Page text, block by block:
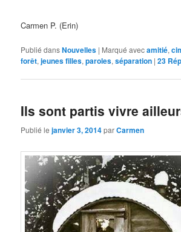
Carmen P. (Erin)
Publié dansNouvelles | Marqué avecamitié,
forêt,jeunes filles,paroles,séparation |23
Ils sont partis vivre
Publié lejanvier 3, 2014parCarmen